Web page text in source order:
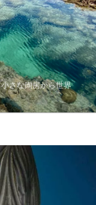
さな陶房から世界